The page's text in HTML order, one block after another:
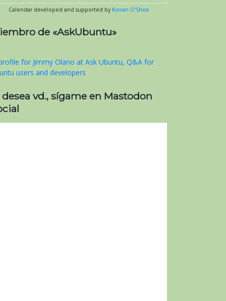
Calendar developed and supported by Kieran O'Shea
de «AskUbuntu»
desea vd., sígame en Mastodon